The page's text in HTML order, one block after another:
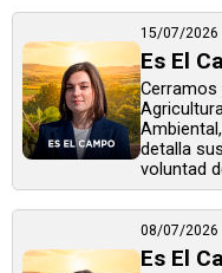
15/07/2026
Es El
detalla
voluntad
08/07/2026
Es El